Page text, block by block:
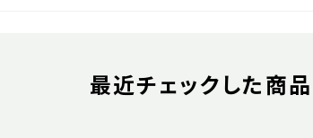
最近チェックした商品